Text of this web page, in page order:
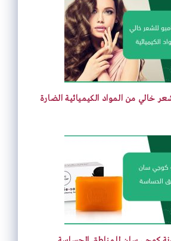
خالي من المواد الكيميائية الضارة